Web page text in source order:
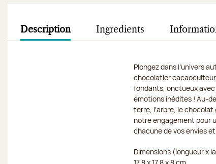
Description Ingredients
Plongez dans l’univers
chocolatier
fondants, onctueux
émotions inédites ! Au-
terre, l’arbre, le
notre engagement pour
chacune de vos envies
Dimensions (longueur x
17.8 x 17.8 x 8 cm